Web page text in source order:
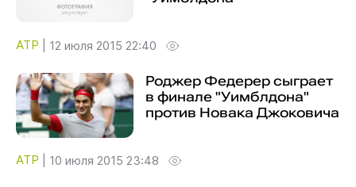
ATP 12 июля 2015 22:40
Роджер Федерер сыграет
в финале "Уимблдона"
против Новака Джоковича
ATP 10 июля 2015 23:48